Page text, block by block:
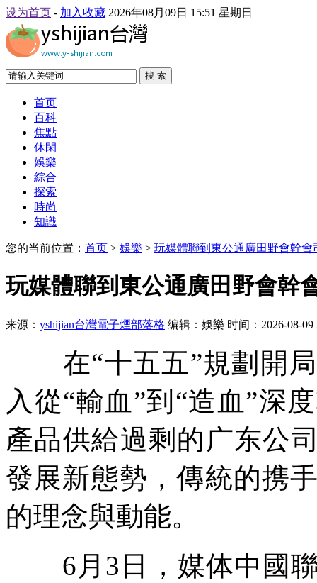
设为首页 - 加入收藏 2026年08月09日 15:51 星期日
搜 索
首页
百科
焦點
休閑
娛樂
綜合
探索
時尚
知識
您的当前位置： 首页 > 娛樂 > 玩媒體聯到東公通廣田野會幹會
玩媒體聯到東公通廣田野會幹
来源： yshijian台灣電子煙部落格 编辑：娛樂 时间：2026-08-09
在“十五五”規劃開局
入從“輸血”到“造血”深
產品供給過剩的广东公
發展新態勢，傳統的携
的理念與動能。
6月3日，媒体中國聯